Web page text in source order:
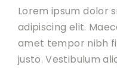
Lorem ipsum dolor
adipiscing elit.
amet tempor nibh
justo. Vestibulum